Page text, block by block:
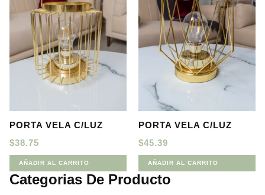
Categorias De Producto
PORTA VELA C/LUZ
$38.75
AÑADIR AL CARRITO
PORTA VELA C/LUZ
$45.39
AÑADIR AL CARRITO